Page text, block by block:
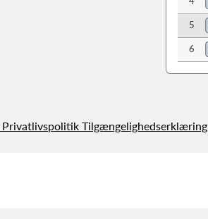
5
6
Privatlivspolitik Tilgængelighedserklæring